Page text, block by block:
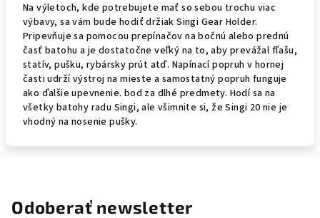
Na výletoch, kde potrebujete mať so sebou trochu viac
výbavy, sa vám bude hodiť držiak Singi Gear Holder.
Pripevňuje sa pomocou prepínačov na bočnú alebo prednú
časť batohu a je dostatočne veľký na to, aby prevážal fľašu,
statív, pušku, rybársky prút atď. Napínací popruh v hornej
časti udrží výstroj na mieste a samostatný popruh funguje
ako ďalšie upevnenie. bod za dlhé predmety. Hodí sa na
všetky batohy radu Singi, ale všimnite si, že Singi 20 nie je
vhodný na nosenie pušky.
Odoberať newsletter